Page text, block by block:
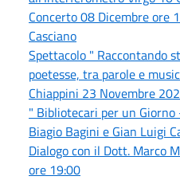
Concerto 08 Dicembre ore
Casciano
Spettacolo " Raccontando
poetesse, tra parole e
Chiappini 23 Novembre
" Bibliotecari per un
Biagio Bagini e Gian Luigi
Dialogo con il Dott. Marco
ore 19:00